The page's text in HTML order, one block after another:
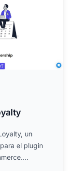
un
el plugin